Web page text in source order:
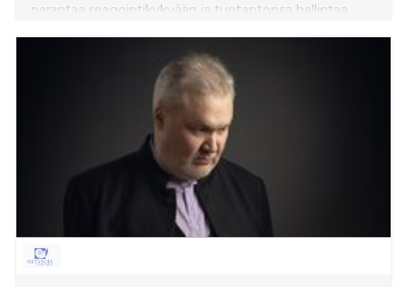
parantaa reagointikykyään ja tuotantonsa hallintaa,